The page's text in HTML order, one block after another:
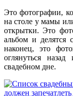
Это фотографии,
на столе у ​​мамы
открытки. Это
альбом и делятся
наконец, это
оглянуться
свадебном дне.